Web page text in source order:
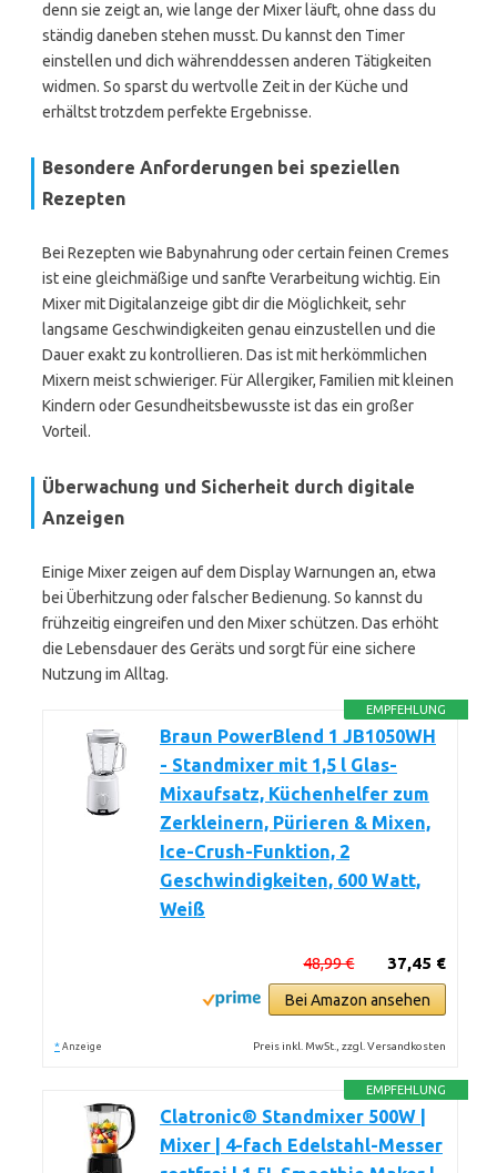
denn sie zeigt an, wie lange der Mixer läuft, ohne dass du
ständig daneben stehen musst. Du kannst den Timer
einstellen und dich währenddessen anderen Tätigkeiten
widmen. So sparst du wertvolle Zeit in der Küche und
erhältst trotzdem perfekte Ergebnisse.
Besondere Anforderungen bei speziellen
Rezepten
Bei Rezepten wie Babynahrung oder certain feinen Cremes
ist eine gleichmäßige und sanfte Verarbeitung wichtig. Ein
Mixer mit Digitalanzeige gibt dir die Möglichkeit, sehr
langsame Geschwindigkeiten genau einzustellen und die
Dauer exakt zu kontrollieren. Das ist mit herkömmlichen
Mixern meist schwieriger. Für Allergiker, Familien mit kleinen
Kindern oder Gesundheitsbewusste ist das ein großer
Vorteil.
Überwachung und Sicherheit durch digitale
Anzeigen
Einige Mixer zeigen auf dem Display Warnungen an, etwa
bei Überhitzung oder falscher Bedienung. So kannst du
frühzeitig eingreifen und den Mixer schützen. Das erhöht
die Lebensdauer des Geräts und sorgt für eine sichere
Nutzung im Alltag.
EMPFEHLUNG
Braun PowerBlend 1 JB1050WH
- Standmixer mit 1,5 l Glas-
Mixaufsatz, Küchenhelfer zum
Zerkleinern, Pürieren & Mixen,
Ice-Crush-Funktion, 2
Geschwindigkeiten, 600 Watt,
Weiß
37,45 €
48,99 €
Bei Amazon ansehen
* Anzeige Preis inkl. MwSt., zzgl. Versandkosten
EMPFEHLUNG
Clatronic® Standmixer 500W |
Mixer | 4-fach Edelstahl-Messer